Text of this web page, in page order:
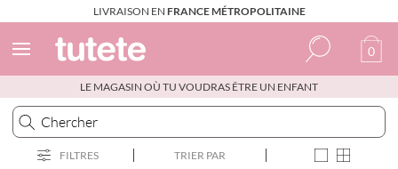
LIVRAISON EN FRANCE MÉTROPOLITAINE
Espagnol
Italien
Anglais
0
LE MAGASIN OÙ TU VOUDRAS ÊTRE UN ENFANT
FILTRES TRIER PAR